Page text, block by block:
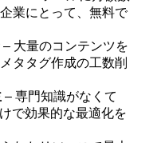
業にとって、無料で
– 大量のコンテンツを
タタグ作成の工数削
– 専門知識がなくて
で効果的な最適化を